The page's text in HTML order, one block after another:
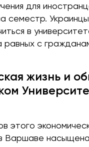
для
семестр.
в
равных с
жизнь и
этого
Варшаве